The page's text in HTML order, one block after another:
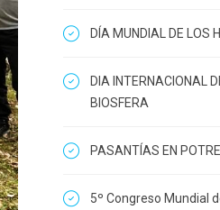
DÍA MUNDIAL DE LOS
DIA INTERNACIONAL
BIOSFERA
PASANTÍAS EN
5º Congreso Mundial